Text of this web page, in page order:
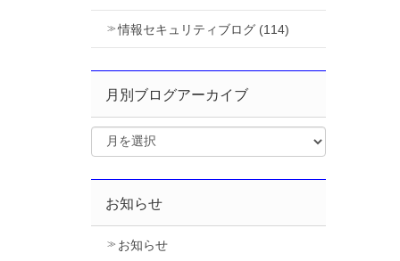
情報セキュリティブログ (114)
月別ブログアーカイブ
お知らせ
お知らせ